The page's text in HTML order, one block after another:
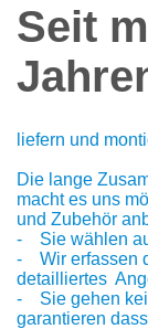
Seit
liefern und
Die lange
macht es uns
und Zubehör
- Sie wählen
- Wir erfassen
detailliertes
- Sie gehen
garantieren